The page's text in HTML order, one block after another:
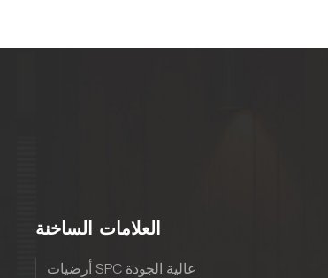
العلامات الساخنة
أرضيات SPC عالية الجودة